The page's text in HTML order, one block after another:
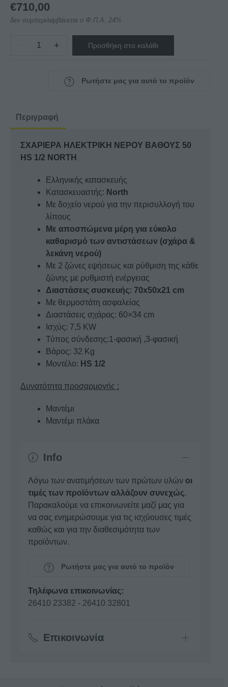
€710,00
δεν συμπεριλαμβάνεται ο Φ.Π.Α. 24%
ΣΧΑΡΙΕΡΑ
ΗS
ποσότητα
+ Προσθήκη στο καλάθι
Ρωτήστε μας για αυτό το προϊόν
Περιγραφή
ΣΧΑΡΙΕΡΑ ΗΛΕΚΤΡΙΚΗ ΝΕΡΟΥ ΒΑΘΟΥΣ 50
ΗS 1/2 NORTH
Ελληνικής κατασκευής
Κατασκευαστής: North
Με δοχείο νερού για την περισυλλογή του
λίπους
Με αποσπώμενα μέρη για εύκολο
καθαρισμό των αντιστάσεων (σχάρα &
λεκάνη νερού)
Με 2 ζώνες εψήσεως και ρύθμιση της κάθε
ζώνης με ρυθμιστή ενέργειας
Διαστάσεις συσκευής: 70x50x21 cm
Με θερμοστάτη ασφαλείας
Διαστάσεις σχάρας: 60×34 cm
Ισχύς: 7,5 KW
Τύπος σύνδεσης:1-φασική ,3-φασική
Βάρος: 32 Kg
Μοντέλο: HS 1/2
Δυνατότητα προσαρμογής :
Μαντέμι
Μαντέμι πλάκα
Info
Λόγω των ανατιμήσεων των πρώτων υλών οι
τιμές των προϊόντων αλλάζουν συνεχώς.
Παρακαλούμε να επικοινωνείτε μαζί μας για
να σας ενημερώσουμε για τις ισχύουσες τιμές
καθώς και για την διαθεσιμότητα των
προϊόντων.
Ρωτήστε μας για αυτό το προϊόν
Τηλέφωνα επικοινωνίας:
26410 23382 - 26410 32801
Επικοινωνία